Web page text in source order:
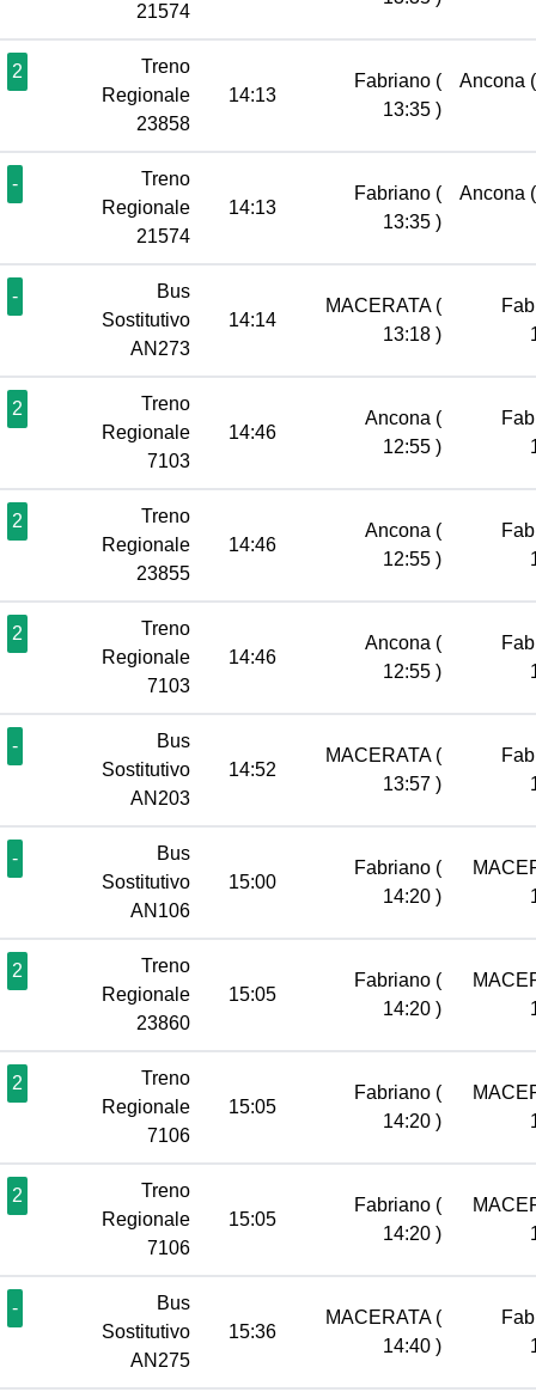
21574
2
Treno
Regionale
23858
14:13
Fabriano (
13:35 )
Ancona
-
Treno
Regionale
21574
14:13
Fabriano (
13:35 )
Ancona
-
Bus
Sostitutivo
AN273
14:14
MACERATA (
13:18 )
2
Treno
Regionale
7103
14:46
Ancona (
12:55 )
2
Treno
Regionale
23855
14:46
Ancona (
12:55 )
2
Treno
Regionale
7103
14:46
Ancona (
12:55 )
-
Bus
Sostitutivo
AN203
14:52
MACERATA (
13:57 )
-
Bus
Sostitutivo
AN106
15:00
Fabriano (
14:20 )
2
Treno
Regionale
23860
15:05
Fabriano (
14:20 )
2
Treno
Regionale
7106
15:05
Fabriano (
14:20 )
2
Treno
Regionale
7106
15:05
Fabriano (
14:20 )
-
Bus
Sostitutivo
AN275
15:36
MACERATA (
14:40 )